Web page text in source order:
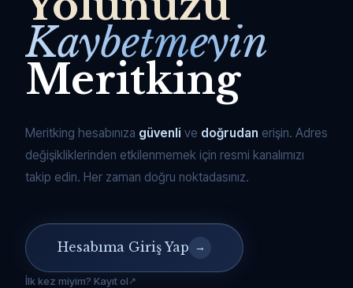
Kaybetmeyin
Meritking
Meritking hesabınıza güvenli ve doğrudan erişin. Adres
değişikliklerinden etkilenmemek için resmi kanalımızı
takip edin. Her zaman doğru noktadasınız.
Hesabıma Giriş Yap →
İlk kez miyim? Kayıt ol